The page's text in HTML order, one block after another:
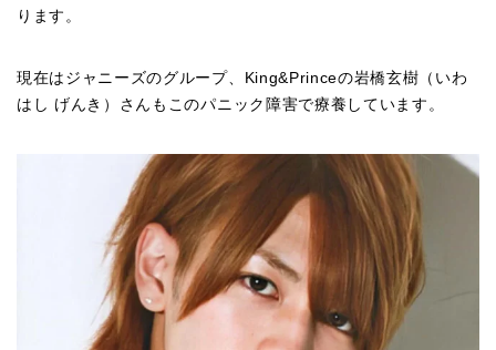
ります。
現在はジャニーズのグループ、King&Princeの岩橋玄樹（いわ
はし げんき）さんもこのパニック障害で療養しています。